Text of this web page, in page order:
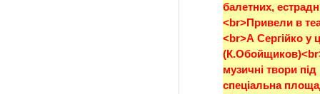
балетних,
<br>Привели в
<br>А Сергійко у
музичні твори
спеціальна